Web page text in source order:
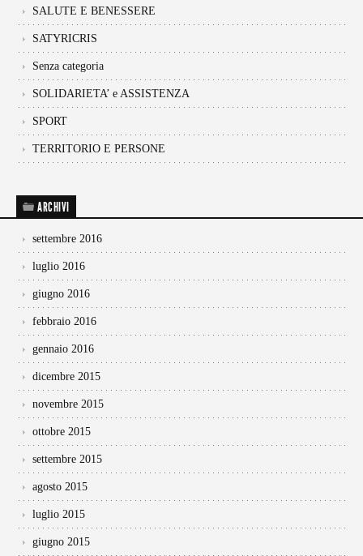
SALUTE E BENESSERE
SATYRICRIS
Senza categoria
SOLIDARIETA’ e ASSISTENZA
SPORT
TERRITORIO E PERSONE
ARCHIVI
settembre 2016
luglio 2016
giugno 2016
febbraio 2016
gennaio 2016
dicembre 2015
novembre 2015
ottobre 2015
settembre 2015
agosto 2015
luglio 2015
giugno 2015